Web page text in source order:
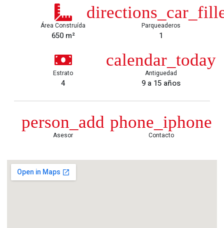
Área Construída
650 m²
Parqueaderos
1
Estrato
4
Antiguedad
9 a 15 años
Asesor Contacto